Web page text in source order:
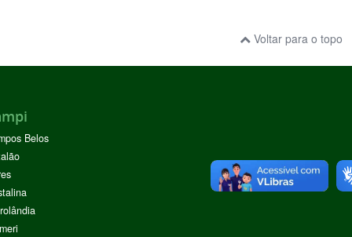
Voltar para o topo
Belos